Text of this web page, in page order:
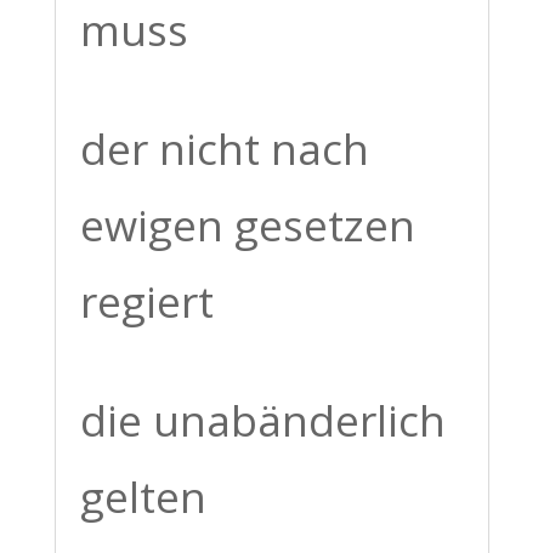
muss
der nicht nach
ewigen gesetzen
regiert
die unabänderlich
gelten